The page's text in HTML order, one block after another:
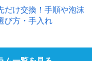
だけ交換！手順や泡沫
び方・手入れ